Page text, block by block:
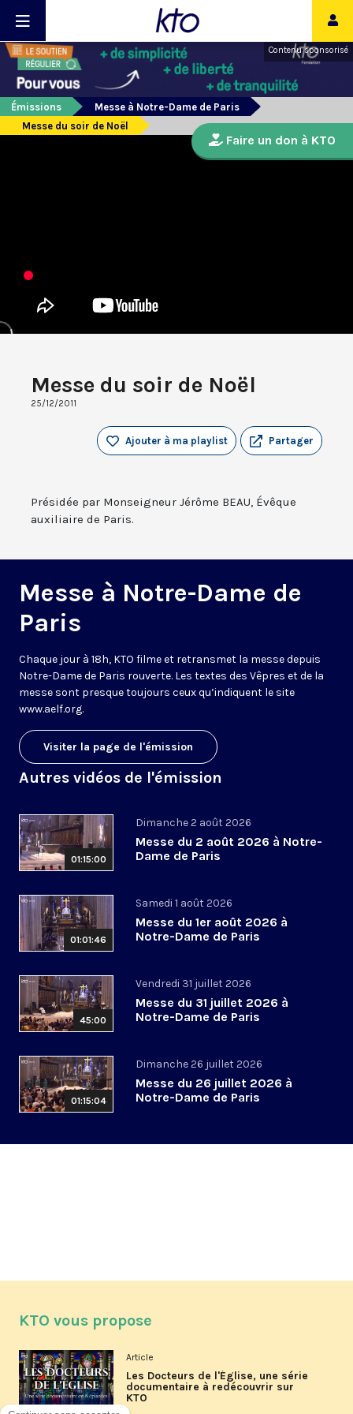
Contenu sponsorisé
Émissions
Messe à Notre-Dame de Paris
Messe du soir de Noël
Messe du soir de Noël
25/12/2011
Partager
Ajouter à ma playlist
Présidée par Monseigneur Jérôme BEAU, Évêque
auxiliaire de Paris.
Messe à Notre-Dame de
Paris
Chaque jour à 18h, KTO filme et retransmet la messe depuis
Notre-Dame de Paris rouverte. Les textes des Vêpres et de la
messe sont presque toujours ceux qu’indiquent le site
www.aelf.org.
Visiter la page de l'émission
Autres vidéos de l'émission
01:15:00
Dimanche 2 août 2026
Messe du 2 août 2026 à Notre-
Dame de Paris
01:01:46
Samedi 1 août 2026
Messe du 1er août 2026 à
Notre-Dame de Paris
45:00
Vendredi 31 juillet 2026
Messe du 31 juillet 2026 à
Notre-Dame de Paris
01:15:04
Dimanche 26 juillet 2026
Messe du 26 juillet 2026 à
Notre-Dame de Paris
Faire un don à KTO
KTO vous propose
Article
Les Docteurs de l'Église, une série
documentaire à redécouvrir sur
KTO